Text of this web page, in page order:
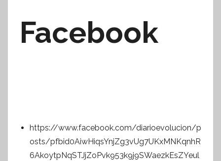
Facebook
https://www.facebook.com/diarioevolucion/p
osts/pfbid0AiwHiqsYnjZg3vUg7UKxMNKqnhR
6AkoytpNqSTJjZoPvk953k9j9SWaezkEsZYeul